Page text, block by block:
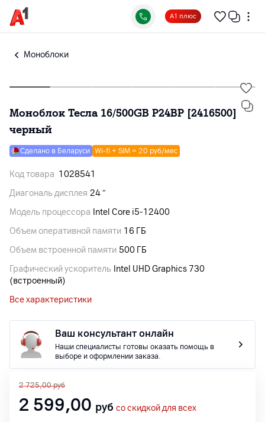
А1 плюс
Моноблоки
Моноблок Тесла 16/500GB P24BP [2416500]
черный
Сделано в Беларуси Wi-fi + SIM = 20 руб/мес
Код товара 1028541
Диагональ дисплея 24 ″
Модель процессора Intel Core i5-12400
Объем оперативной памяти 16 ГБ
Объем встроенной памяти 500 ГБ
Графический ускоритель Intel UHD Graphics 730
(встроенный)
Все характеристики
Ваш консультант онлайн
Наши специалисты готовы оказать помощь в
выборе и оформлении заказа.
2 725,00 руб
2 599,00 руб со скидкой для всех